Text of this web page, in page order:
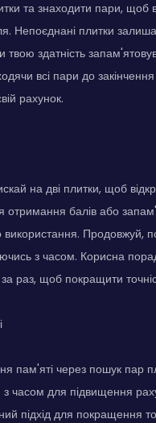
та знаходити пари, щоб
Непоєднані плитки
твою здатність
всі пари до
рахунок.
на дві плитки, щоб
отримання балів або
Продовжуй,
з часом. Корисна
раз, щоб покращити
пам'яті через пошук пар
часом для підвищення
підхід для покращення